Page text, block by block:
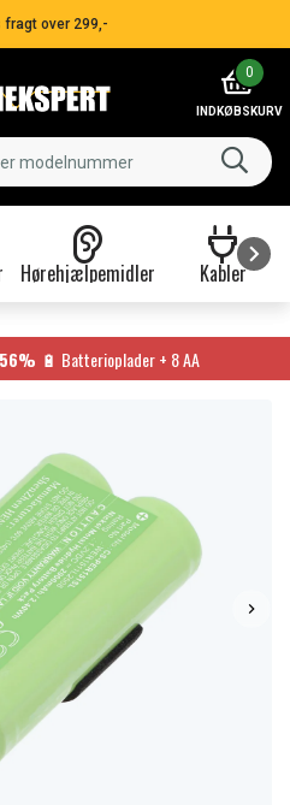
fragt over 299,-
0
INDKØBSKURV
Hørehjælpemidler Kabler
🔋 Batterioplader + 8 AA